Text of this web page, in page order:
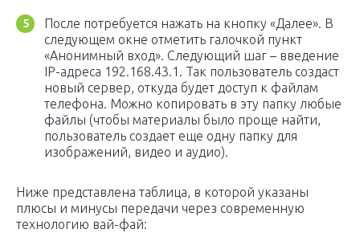
После потребуется нажать на кнопку «Далее». В
следующем окне отметить галочкой пункт
«Анонимный вход». Следующий шаг – введение
IP-адреса 192.168.43.1. Так пользователь создаст
новый сервер, откуда будет доступ к файлам
телефона. Можно копировать в эту папку любые
файлы (чтобы материалы было проще найти,
пользователь создает еще одну папку для
изображений, видео и аудио).
Ниже представлена таблица, в которой указаны
плюсы и минусы передачи через современную
технологию вай-фай: